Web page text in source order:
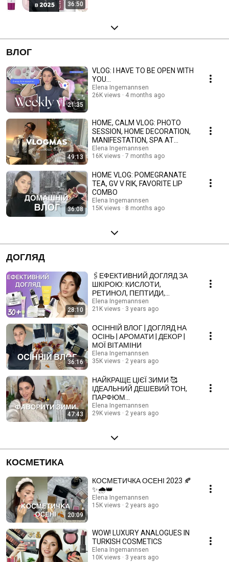
36:50
ВЛОГ
21:35
VLOG: I HAVE TO BE OPEN WITH
YOU…
Elena Ingemannsen
26K views
4 months ago
49:13
HOME, CALM VLOG: PHOTO
SESSION, HOME DECORATION,
MANIFESTATION, SPA AT
HOME! And PERFECT HAIR
Elena Ingemannsen
16K views
7 months ago
36:08
HOME VLOG: POMEGRANATE
TEA, GV V RIK, FAVORITE LIP
COMBO
Elena Ingemannsen
15K views
8 months ago
ДОГЛЯД
28:10
🖇️ЕФЕКТИВНИЙ ДОГЛЯД ЗА
ШКІРОЮ: КИСЛОТИ,
РЕТИНОЛ, ПЕПТИДИ,
СИРОВАТКИ, СПФ
Elena Ingemannsen
21K views
3 years ago
36:16
ОСІННІЙ ВЛОГ | ДОГЛЯД НА
ОСІНЬ | АРОМАТИ | ДЕКОР |
МОЇ ВІТАМІНИ
Elena Ingemannsen
35K views
2 years ago
47:43
НАЙКРАЩЕ ЦІЄЇ ЗИМИ 🥰
ІДЕАЛЬНИЙ ДЕШЕВИЙ ТОН,
ПАРФЮМ
МРІЇ,ЗВОЛОЖУЮЧИЙ КРЕМ
ТА ❤️ФАРБА ✨
Elena Ingemannsen
29K views
2 years ago
КОСМЕТИКА
20:09
КОСМЕТИЧКА ОСЕНІ 2023 🍂
✨🌧️👑
Elena Ingemannsen
15K views
2 years ago
WOW! LUXURY ANALOGUES IN
TURKISH COSMETICS
Elena Ingemannsen
10K views
3 years ago